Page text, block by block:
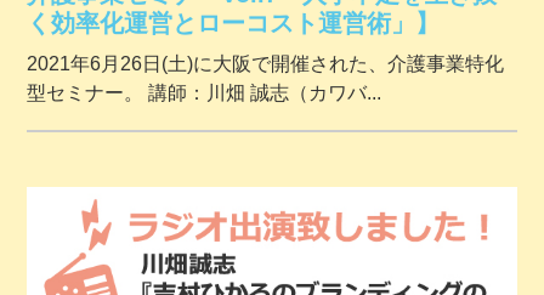
く効率化運営とローコスト運営術」】
2021年6月26日(土)に大阪で開催された、介護事業特化
型セミナー。 講師：川畑 誠志（カワバ...